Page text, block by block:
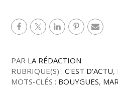
PAR LA RÉDACTION
RUBRIQUE(S) :C'EST D'ACTU,
MOTS-CLÉS : BOUYGUES,